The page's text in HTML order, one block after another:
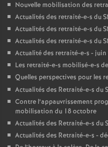
Nouvelle mobilisation des
Actualités des retraité-e-s du
Actualités des retraité-e-s du
Actualités des retraité-e-s du
Actualité des retraité-e-s - juin
Les retraité-e-s mobilisé-e-s
Quelles perspectives pour les
Actualités des Retraité-e-s du
Contre l’appauvrissement
mobilisation du 18 octobre
Actualités des Retraité-e-s du
Actualités des Retraité-e-s -